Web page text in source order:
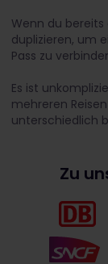
Wenn du bereits
duplizieren, um
Pass zu
Es ist
mehreren
unterschiedlich
Zu